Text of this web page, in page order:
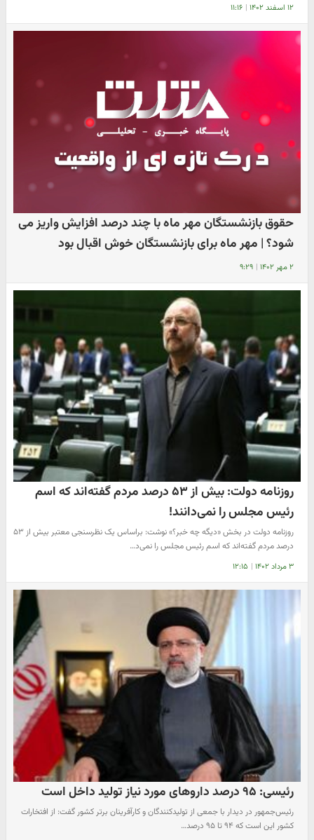
۱۲ اسفند ۱۴۰۲ | ۱۱:۱۶
حقوق بازنشستگان مهر ماه با چند درصد افزایش واریز می
شود؟ | مهر ماه برای بازنشستگان خوش اقبال بود
۲ مهر ۱۴۰۲ | ۹:۲۹
روزنامه دولت: بیش از ۵۳ درصد مردم گفته‌اند که اسم
رئیس مجلس را نمی‌دانند!
روزنامه دولت در بخش «دیگه چه خبر؟» نوشت: براساس یک نظرسنجی معتبر بیش از ۵۳
درصد مردم گفته‌اند که اسم رئیس مجلس را نمی‌د…
۳ مرداد ۱۴۰۲ | ۱۲:۱۵
رئیسی: ۹۵ درصد داروهای مورد نیاز تولید داخل است
رئیس‌جمهور در دیدار با جمعی از تولیدکنندگان و کارآفرینان برتر کشور گفت: از افتخارات
کشور این است که ۹۴ تا ۹۵ درصد…